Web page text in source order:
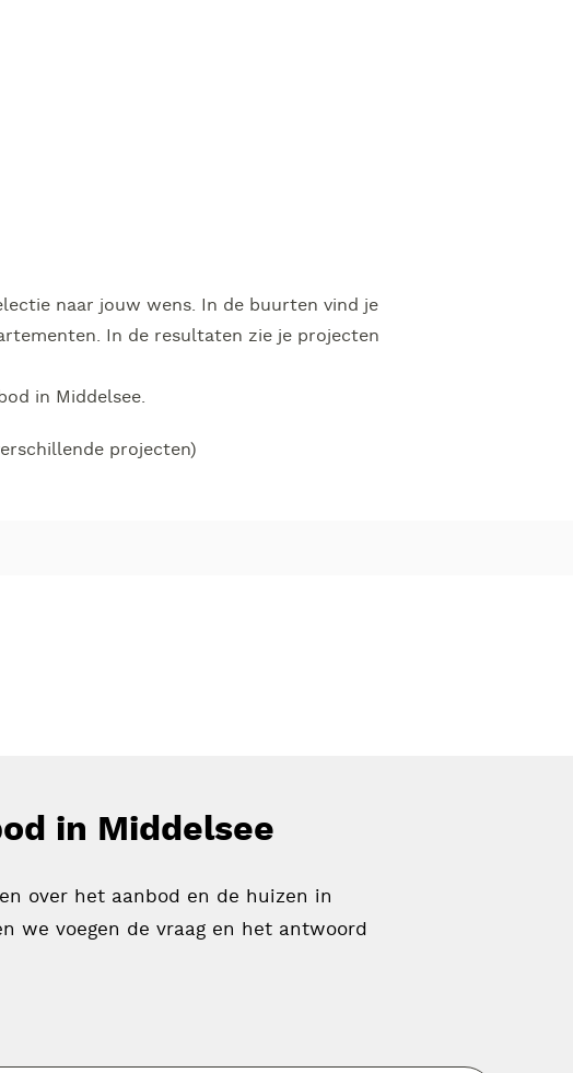
naar jouw wens. In de buurten vind je
In de resultaten zie je projecten
in Middelsee.
projecten)
in Middelsee
over het aanbod en de huizen in
we voegen de vraag en het antwoord